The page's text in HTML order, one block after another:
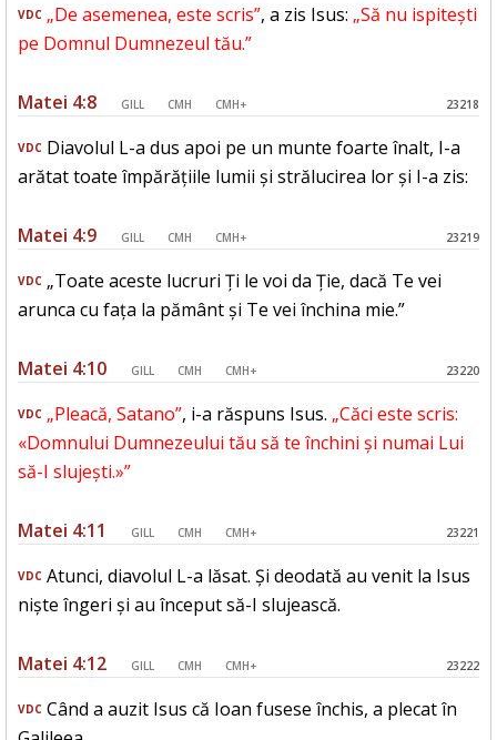
VDC „De asemenea, este scris”, a zis Isus: „Să nu ispitești
pe Domnul Dumnezeul tău.”
Matei 4:8 GILL CMH CMH+ 23218
VDC Diavolul L-a dus apoi pe un munte foarte înalt, I-a
arătat toate împărățiile lumii și strălucirea lor și I-a zis:
Matei 4:9 GILL CMH CMH+ 23219
VDC „Toate aceste lucruri Ți le voi da Ție, dacă Te vei
arunca cu fața la pământ și Te vei închina mie.”
Matei 4:10 GILL CMH CMH+ 23220
VDC „Pleacă, Satano”, i-a răspuns Isus. „Căci este scris:
«Domnului Dumnezeului tău să te închini și numai Lui
să-I slujești.»”
Matei 4:11 GILL CMH CMH+ 23221
VDC Atunci, diavolul L-a lăsat. Și deodată au venit la Isus
niște îngeri și au început să-I slujească.
Matei 4:12 GILL CMH CMH+ 23222
VDC Când a auzit Isus că Ioan fusese închis, a plecat în